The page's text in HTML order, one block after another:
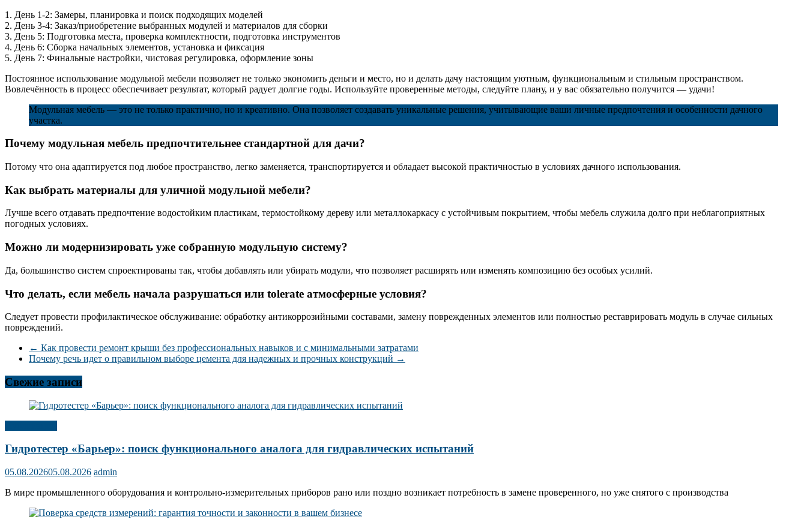
1. День 1-2: Замеры, планировка и поиск подходящих моделей
2. День 3-4: Заказ/приобретение выбранных модулей и материалов для сборки
3. День 5: Подготовка места, проверка комплектности, подготовка инструментов
4. День 6: Сборка начальных элементов, установка и фиксация
5. День 7: Финальные настройки, чистовая регулировка, оформление зоны
Постоянное использование модульной мебели позволяет не только экономить деньги и место, но и делать дачу настоящим уютным, функциональным и стильным пространством.
Вовлечённость в процесс обеспечивает результат, который радует долгие годы. Используйте проверенные методы, следуйте плану, и у вас обязательно получится — удачи!
Модульная мебель — это не только практично, но и креативно. Она позволяет создавать уникальные решения, учитывающие ваши личные предпочтения и особенности дачного
участка.
Почему модульная мебель предпочтительнее стандартной для дачи?
Потому что она адаптируется под любое пространство, легко заменяется, транспортируется и обладает высокой практичностью в условиях дачного использования.
Как выбрать материалы для уличной модульной мебели?
Лучше всего отдавать предпочтение водостойким пластикам, термостойкому дереву или металлокаркасу с устойчивым покрытием, чтобы мебель служила долго при неблагоприятных
погодных условиях.
Можно ли модернизировать уже собранную модульную систему?
Да, большинство систем спроектированы так, чтобы добавлять или убирать модули, что позволяет расширять или изменять композицию без особых усилий.
Что делать, если мебель начала разрушаться или tolerate атмосферные условия?
Следует провести профилактическое обслуживание: обработку антикоррозийными составами, замену поврежденных элементов или полностью реставрировать модуль в случае сильных
повреждений.
← Как провести ремонт крыши без профессиональных навыков и с минимальными затратами
Почему речь идет о правильном выборе цемента для надежных и прочных конструкций →
Свежие записи
Гидротестер «Барьер»: поиск функционального аналога для гидравлических испытаний
05.08.202605.08.2026 admin
В мире промышленного оборудования и контрольно-измерительных приборов рано или поздно возникает потребность в замене проверенного, но уже снятого с производства